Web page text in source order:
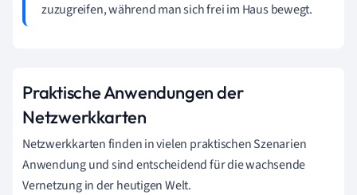
zuzugreifen, während man sich frei im Haus bewegt.
Praktische Anwendungen der
Netzwerkkarten
Netzwerkkarten finden in vielen praktischen Szenarien
Anwendung und sind entscheidend für die wachsende
Vernetzung in der heutigen Welt.